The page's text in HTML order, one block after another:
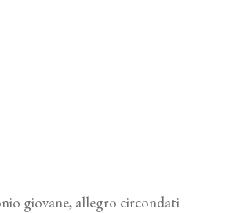
giovane, allegro circondati